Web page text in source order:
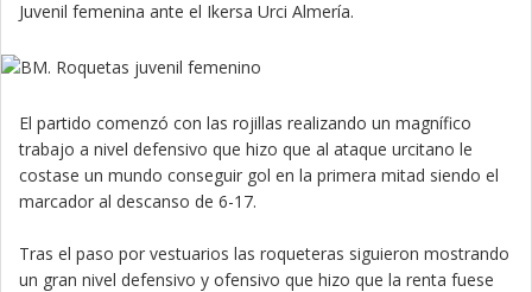
Juvenil femenina ante el Ikersa Urci Almería.
El partido comenzó con las rojillas realizando un magnífico
trabajo a nivel defensivo que hizo que al ataque urcitano le
costase un mundo conseguir gol en la primera mitad siendo el
marcador al descanso de 6-17.
Tras el paso por vestuarios las roqueteras siguieron mostrando
un gran nivel defensivo y ofensivo que hizo que la renta fuese